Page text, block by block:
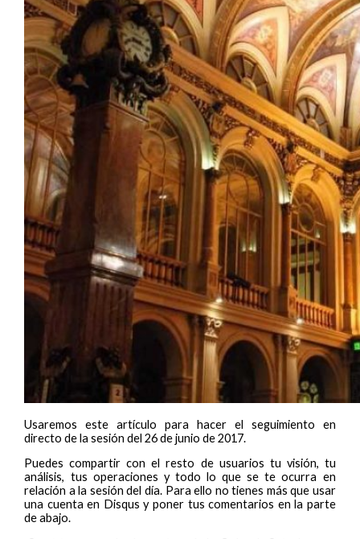
Usaremos este artículo para hacer el seguimiento en
directo de la sesión del 26 de junio de 2017.
Puedes compartir con el resto de usuarios tu visión, tu
análisis, tus operaciones y todo lo que se te ocurra en
relación a la sesión del día. Para ello no tienes más que usar
una cuenta en Disqus y poner tus comentarios en la parte
de abajo.